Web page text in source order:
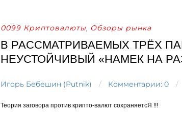
0099 Криптовалюты, Обзоры рынка
В РАССМАТРИВАЕМЫХ ТРЁХ
НЕУСТОЙЧИВЫЙ «НАМЕК НА
Игорь Бебешин (Putnik) Комментарии: 0
Теория заговора против крипто-валют сохраняетсЯ !!!